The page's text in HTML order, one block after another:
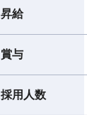
昇給
賞与
採用人数